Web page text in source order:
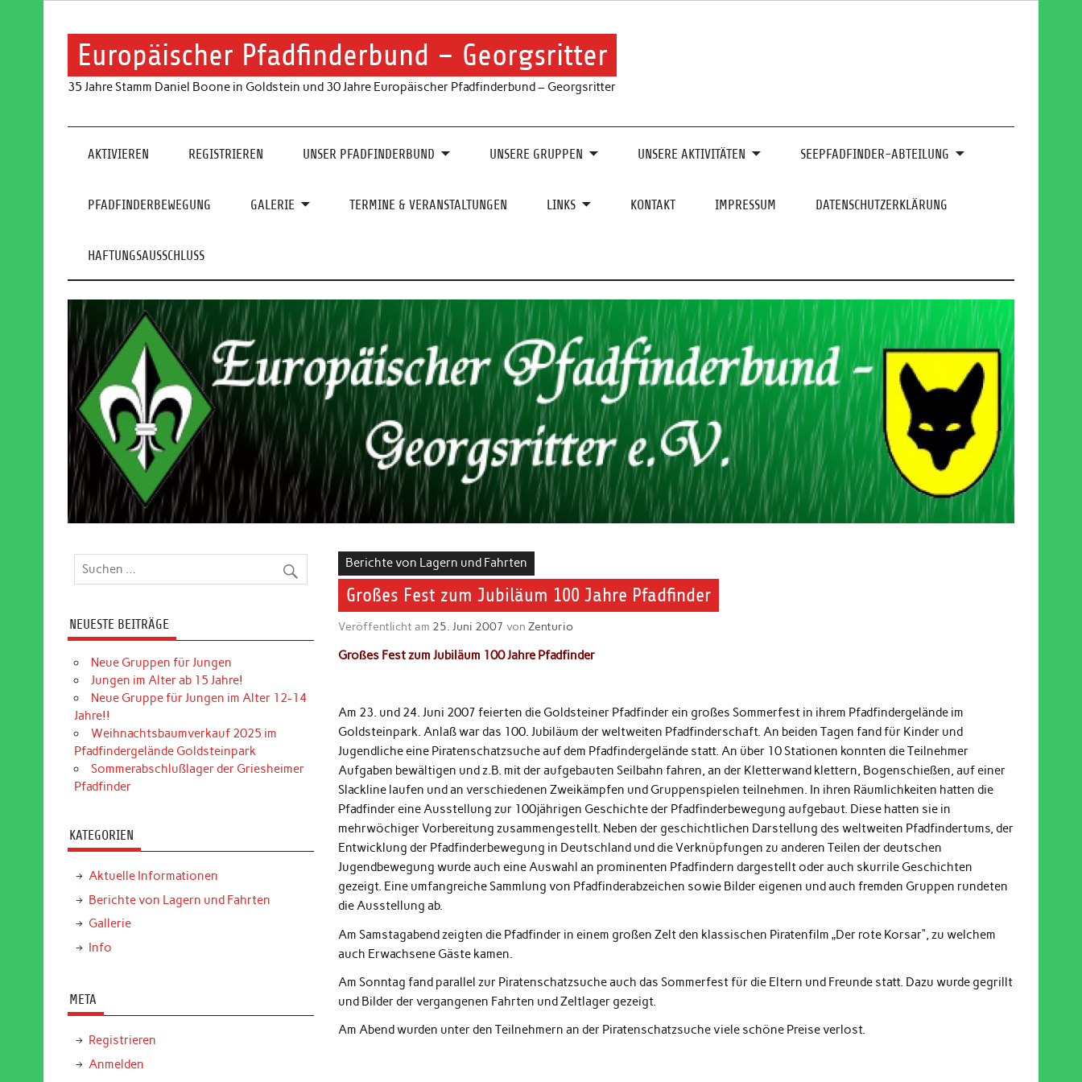
Europäischer Pfadfinderbund – Georgsritter
35 Jahre Stamm Daniel Boone in Goldstein und 30 Jahre Europäischer Pfadfinderbund – Georgsritter
AKTIVIEREN REGISTRIEREN UNSER PFADFINDERBUND UNSERE GRUPPEN UNSERE AKTIVITÄTEN SEEPFADFINDER-ABTEILUNG
PFADFINDERBEWEGUNG GALERIE TERMINE & VERANSTALTUNGEN LINKS KONTAKT IMPRESSUM DATENSCHUTZERKLÄRUNG
HAFTUNGSAUSSCHLUSS
Berichte von Lagern und Fahrten
Großes Fest zum Jubiläum 100 Jahre Pfadfinder
Veröffentlicht am 25. Juni 2007 vonZenturio
Großes Fest zum Jubiläum 100 Jahre Pfadfinder
Am 23. und 24. Juni 2007 feierten die Goldsteiner Pfadfinder ein großes Sommerfest in ihrem Pfadfindergelände im
Goldsteinpark. Anlaß war das 100. Jubiläum der weltweiten Pfadfinderschaft. An beiden Tagen fand für Kinder und
Jugendliche eine Piratenschatzsuche auf dem Pfadfindergelände statt. An über 10 Stationen konnten die Teilnehmer
Aufgaben bewältigen und z.B. mit der aufgebauten Seilbahn fahren, an der Kletterwand klettern, Bogenschießen, auf einer
Slackline laufen und an verschiedenen Zweikämpfen und Gruppenspielen teilnehmen. In ihren Räumlichkeiten hatten die
Pfadfinder eine Ausstellung zur 100jährigen Geschichte der Pfadfinderbewegung aufgebaut. Diese hatten sie in
mehrwöchiger Vorbereitung zusammengestellt. Neben der geschichtlichen Darstellung des weltweiten Pfadfindertums, der
Entwicklung der Pfadfinderbewegung in Deutschland und die Verknüpfungen zu anderen Teilen der deutschen
Jugendbewegung wurde auch eine Auswahl an prominenten Pfadfindern dargestellt oder auch skurrile Geschichten
gezeigt. Eine umfangreiche Sammlung von Pfadfinderabzeichen sowie Bilder eigenen und auch fremden Gruppen rundeten
die Ausstellung ab.
Am Samstagabend zeigten die Pfadfinder in einem großen Zelt den klassischen Piratenfilm „Der rote Korsar“, zu welchem
auch Erwachsene Gäste kamen.
Am Sonntag fand parallel zur Piratenschatzsuche auch das Sommerfest für die Eltern und Freunde statt. Dazu wurde gegrillt
und Bilder der vergangenen Fahrten und Zeltlager gezeigt.
Am Abend wurden unter den Teilnehmern an der Piratenschatzsuche viele schöne Preise verlost.
NEUESTE BEITRÄGE
Neue Gruppen für Jungen
Jungen im Alter ab 15 Jahre!
Neue Gruppe für Jungen im Alter 12-14
Jahre!!
Weihnachtsbaumverkauf 2025 im
Pfadfindergelände Goldsteinpark
Sommerabschlußlager der Griesheimer
Pfadfinder
KATEGORIEN
Aktuelle Informationen
Berichte von Lagern und Fahrten
Gallerie
Info
META
Registrieren
Anmelden